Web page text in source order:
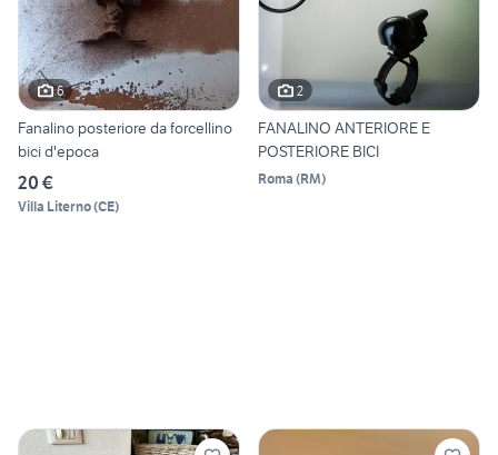
6
Fanalino posteriore da forcellino
bici d'epoca
20 €
Villa Literno(CE)
2
FANALINO ANTERIORE E
POSTERIORE BICI
Roma (RM)